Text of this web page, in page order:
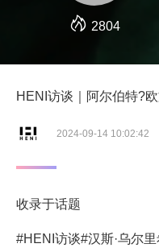
2804
HENI访谈｜阿尔伯特?
2024-09-14 10:02:42
收录于话题
#HENI访谈#汉斯·乌尔